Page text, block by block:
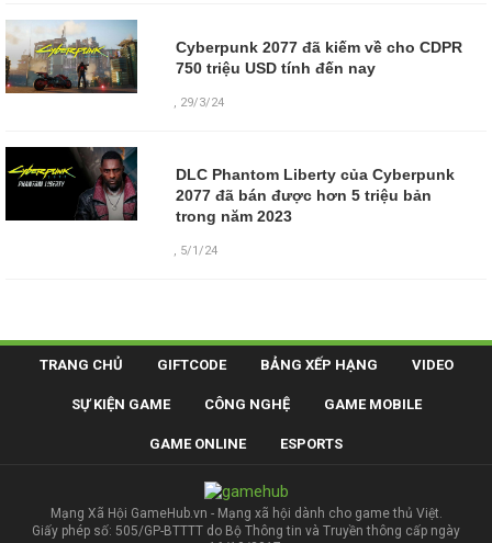
Cyberpunk 2077 đã kiếm về cho CDPR
750 triệu USD tính đến nay
, 29/3/24
DLC Phantom Liberty của Cyberpunk
2077 đã bán được hơn 5 triệu bản
trong năm 2023
, 5/1/24
TRANG CHỦ GIFTCODE BẢNG XẾP HẠNG VIDEO
SỰ KIỆN GAME CÔNG NGHỆ GAME MOBILE
GAME ONLINE ESPORTS
Mạng Xã Hội GameHub.vn - Mạng xã hội dành cho game thủ Việt.
Giấy phép số: 505/GP-BTTTT do Bộ Thông tin và Truyền thông cấp ngày